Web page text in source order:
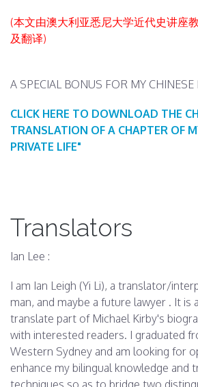
(本文由澳大利亚悉尼大学近代史讲座
及翻译)
A SPECIAL BONUS FOR MY CHINESE
CLICK HERE TO DOWNLOAD THE
TRANSLATION OF A CHAPTER OF
PRIVATE LIFE"
Translators
Ian Lee :
I am Ian Leigh (Yi Li), a translator/
man, and maybe a future lawyer . It is
translate part of Michael Kirby's
with interested readers. I graduated
Western Sydney and am looking for
enhance my bilingual knowledge and